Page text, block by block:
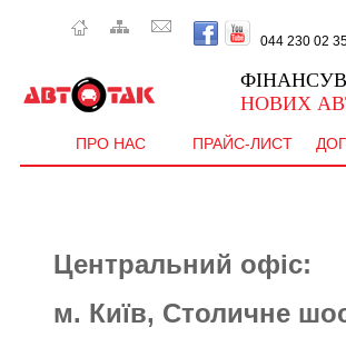
044 230 02 35
НОВИХ
ПРО НАС ПРАЙС-ЛИСТ
Центральний офіс:
м. Київ, Столичне